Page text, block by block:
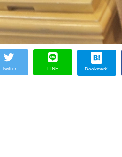
Twitter LINE Bookmark!